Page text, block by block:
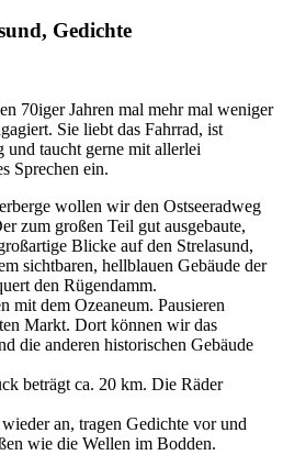
Gedichte
70iger Jahren mal mehr mal weniger
Sie liebt das Fahrrad, ist
taucht gerne mit allerlei
Sprechen ein.
wollen wir den Ostseeradweg
zum großen Teil gut ausgebaute,
Blicke auf den Strelasund,
sichtbaren, hellblauen Gebäude der
den Rügendamm.
mit dem Ozeaneum. Pausieren
Markt. Dort können wir das
die anderen historischen Gebäude
beträgt ca. 20 km. Die Räder
an, tragen Gedichte vor und
wie die Wellen im Bodden.